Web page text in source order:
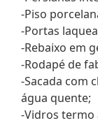
-Piso
-Portas
-Rebaixo em
-Rodapé de
-Sacada com
água quente;
-Vidros termo